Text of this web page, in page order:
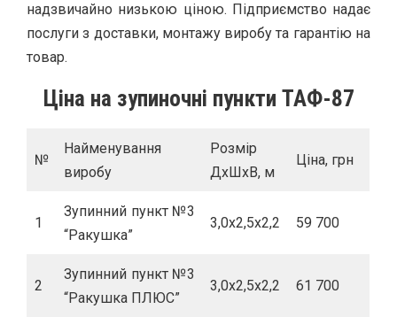
надзвичайно низькою ціною. Підприємство надає
послуги з доставки, монтажу виробу та гарантію на
товар.
Ціна на зупиночні пункти ТАФ-87
№
Найменування
виробу
Розмір
ДхШхВ, м
Ціна, грн
1
Зупинний пункт №3
“Ракушка”
3,0х2,5х2,2 59 700
2
Зупинний пункт №3
“Ракушка ПЛЮС”
3,0х2,5х2,2 61 700